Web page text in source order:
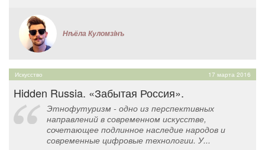
Нѣёла Куломзiнъ
Искусство 17 марта 2016
Hidden Russia. «Забытая Россия».
Этнофутуризм - одно из перспективных
направлений в современном искусстве,
сочетающее подлинное наследие народов и
современные цифровые технологии. У...